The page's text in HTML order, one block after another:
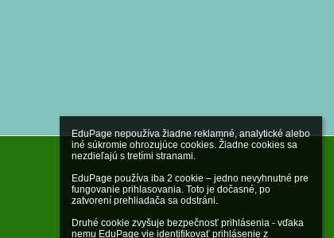
EduPage nepoužíva žiadne reklamné, analytické alebo
iné súkromie ohrozujúce cookies. Žiadne cookies sa
nezdieľajú s tretími stranami.
EduPage používa iba 2 cookie – jedno nevyhnutné pre
fungovanie prihlasovania. Toto je dočasné, po
zatvorení prehliadača sa odstráni.
Druhé cookie zvyšuje bezpečnosť prihlásenia - vďaka
nemu EduPage vie identifikovať prihlásenie z